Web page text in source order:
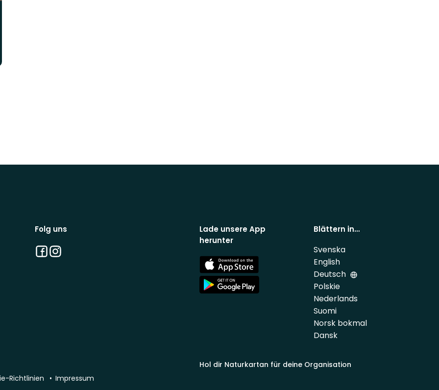
Folg uns
Facebook
Instagram
Lade unsere App
herunter
App
Store
App
Store
Blättern in…
Svenska
English
Deutsch
Polskie
Nederlands
Suomi
Norsk bokmal
Dansk
Hol dir Naturkartan für deine Organisation
Richtlinien Impressum